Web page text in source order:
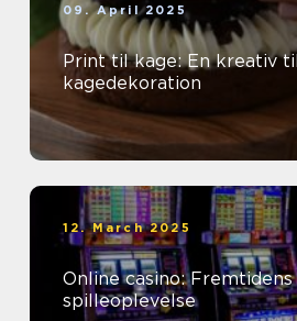
09. April 2025
Print til kage: En kreativ
kagedekoration
12. March 2025
Online casino: Fremtidens
spilleoplevelse